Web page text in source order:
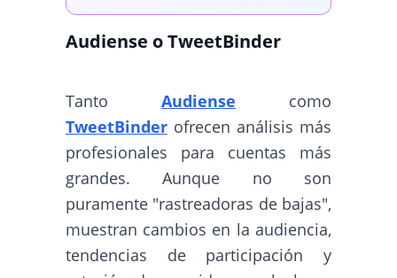
Audiense o TweetBinder
Tanto Audiense como
TweetBinderofrecen análisis más
profesionales para cuentas más
grandes. Aunque no son
puramente "rastreadoras de bajas",
muestran cambios en la audiencia,
tendencias de participación y